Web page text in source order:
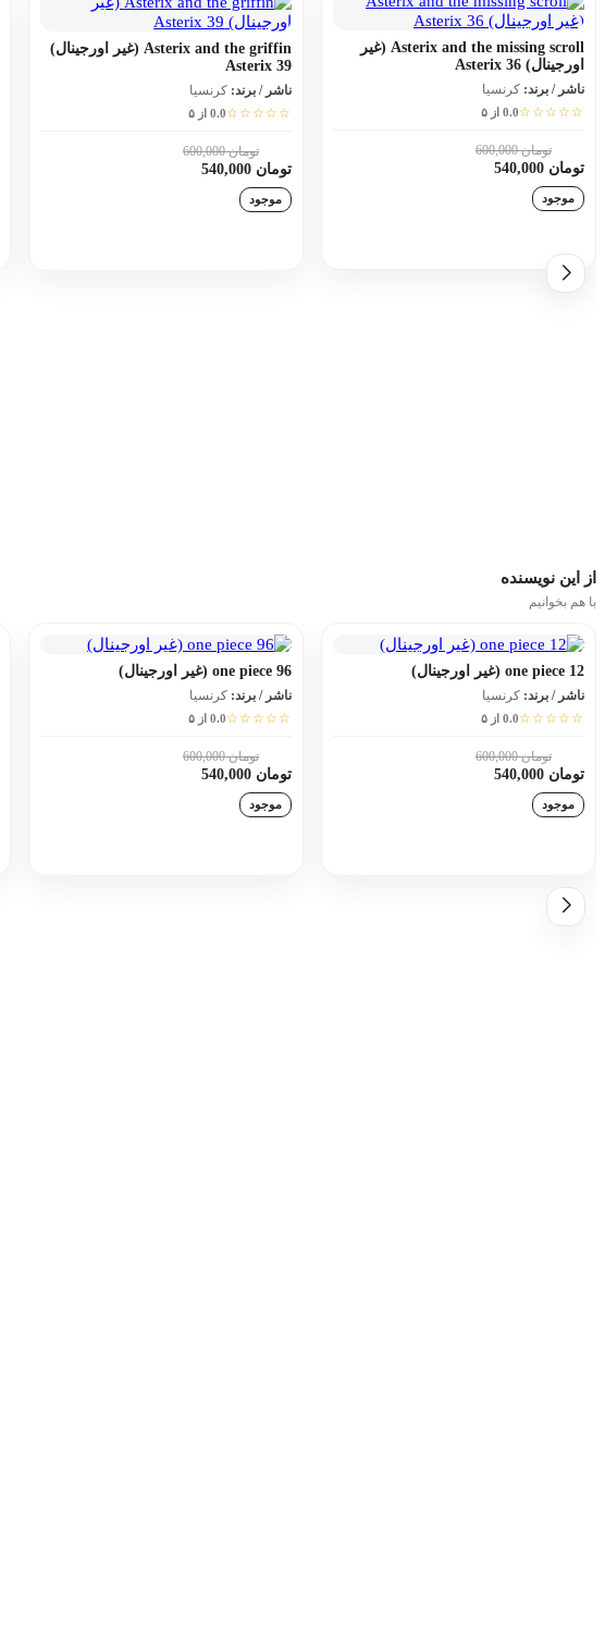
Asterix and the missing scroll (غیر
اورجینال) Asterix 36
ناشر / برند: کرنسیا
☆☆☆☆☆0.0 از ۵
تومان 600,000
تومان 540,000
موجود
Asterix and the griffin (غیر اورجینال)
Asterix 39
ناشر / برند: کرنسیا
☆☆☆☆☆0.0 از ۵
تومان 600,000
تومان 540,000
موجود
از این نویسنده
با هم بخوانیم
one piece 12 (غیر اورجینال)
ناشر / برند: کرنسیا
☆☆☆☆☆0.0 از ۵
تومان 600,000
تومان 540,000
موجود
one piece 96 (غیر اورجینال)
ناشر / برند: کرنسیا
☆☆☆☆☆0.0 از ۵
تومان 600,000
تومان 540,000
موجود